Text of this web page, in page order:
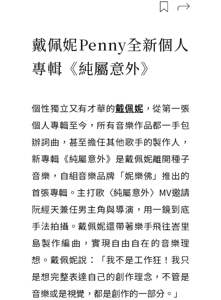
戴佩妮Penny全新個人
專輯《純屬意外》
個性獨立又有才華的戴佩妮 ，從第一張
個人專輯至今，所有音樂作品都一手包
辦詞曲，甚至擔任其他歌手的製作人，
新專輯《純屬意外》是戴佩妮離開種子
音樂，自組音樂品牌「妮樂佛」推出的
首張專輯。主打歌〈純屬意外〉MV邀請
阮經天兼任男主角與導演，用一鏡到底
手法拍攝。戴佩妮還帶著樂手飛往峇里
島製作編曲，實現自由自在的音樂理
想。戴佩妮說：「我不是工作狂！我只
是想完整表達自己的創作理念，不管是
音樂或是視覺，都是創作的一部分。」